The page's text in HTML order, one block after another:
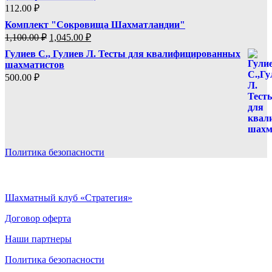
112.00 ₽
Комплект "Сокровища Шахматландии"
1,100.00₽ Первоначальная
составляла
1,100.00 ₽.
1,045.00 ₽Текущая
1,045.00 ₽.
Гулиев С., Гулиев Л. Тесты для квалифицированных
шахматистов
500.00 ₽
Политика безопасности
Шахматный клуб «Стратегия»
Договор оферта
Наши партнеры
Политика безопасности